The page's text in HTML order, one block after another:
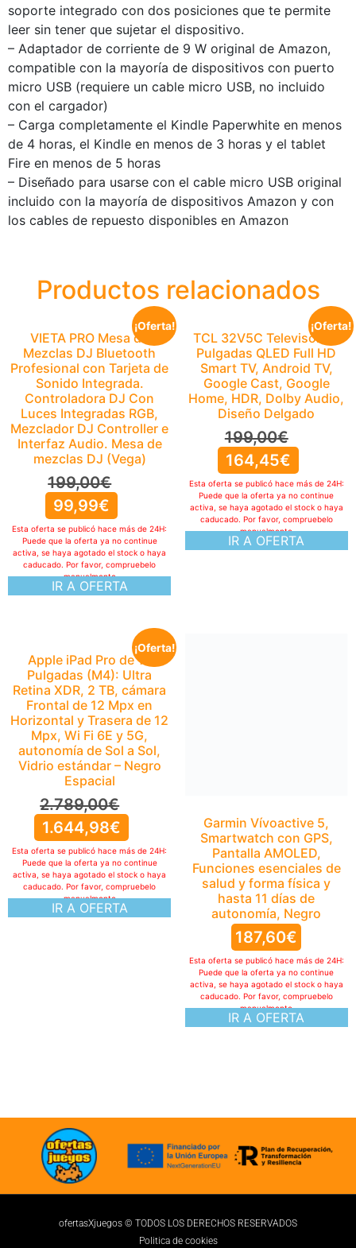
soporte integrado con dos posiciones que te permite
leer sin tener que sujetar el dispositivo.
– Adaptador de corriente de 9 W original de Amazon,
compatible con la mayoría de dispositivos con puerto
micro USB (requiere un cable micro USB, no incluido
con el cargador)
– Carga completamente el Kindle Paperwhite en menos
de 4 horas, el Kindle en menos de 3 horas y el tablet
Fire en menos de 5 horas
– Diseñado para usarse con el cable micro USB original
incluido con la mayoría de dispositivos Amazon y con
los cables de repuesto disponibles en Amazon
Productos relacionados
¡Oferta!
VIETA PRO Mesa de
Mezclas DJ Bluetooth
Profesional con Tarjeta de
Sonido Integrada.
Controladora DJ Con
Luces Integradas RGB,
Mezclador DJ Controller e
Interfaz Audio. Mesa de
mezclas DJ (Vega)
199,00€
99,99€
IR A OFERTA
Esta oferta se publicó hace más de 24H:
Puede que la oferta ya no continue
activa, se haya agotado el stock o haya
caducado. Por favor, compruebelo
manualmente
¡Oferta!
TCL 32V5C Televisor 32
Pulgadas QLED Full HD
Smart TV, Android TV,
Google Cast, Google
Home, HDR, Dolby Audio,
Diseño Delgado
199,00€
164,45€
IR A OFERTA
Esta oferta se publicó hace más de 24H:
Puede que la oferta ya no continue
activa, se haya agotado el stock o haya
caducado. Por favor, compruebelo
manualmente
¡Oferta!
Apple iPad Pro de 13
Pulgadas (M4): Ultra
Retina XDR, 2 TB, cámara
Frontal de 12 Mpx en
Horizontal y Trasera de 12
Mpx, Wi Fi 6E y 5G,
autonomía de Sol a Sol,
Vidrio estándar – Negro
Espacial
2.789,00€
1.644,98€
IR A OFERTA
Esta oferta se publicó hace más de 24H:
Puede que la oferta ya no continue
activa, se haya agotado el stock o haya
caducado. Por favor, compruebelo
manualmente
Garmin Vívoactive 5,
Smartwatch con GPS,
Pantalla AMOLED,
Funciones esenciales de
salud y forma física y
hasta 11 días de
autonomía, Negro
187,60€
IR A OFERTA
Esta oferta se publicó hace más de 24H:
Puede que la oferta ya no continue
activa, se haya agotado el stock o haya
caducado. Por favor, compruebelo
manualmente
ofertasXjuegos © TODOS LOS DERECHOS RESERVADOS
Politica de cookies